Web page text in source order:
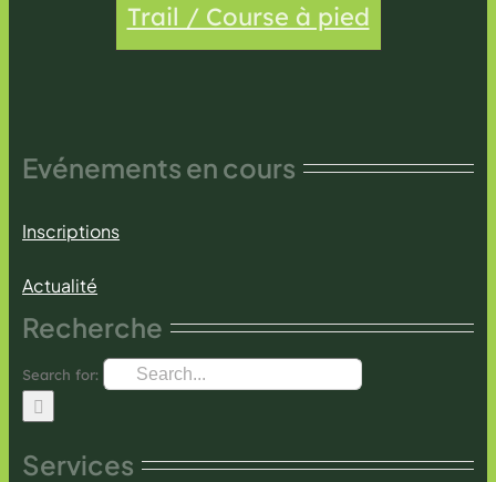
Trail / Course à pied
Evénements en cours
Inscriptions
Actualité
Recherche
Search for:
Services